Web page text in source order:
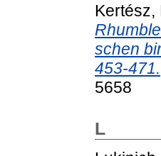
Kertész,
schen
453-471.
5658
L